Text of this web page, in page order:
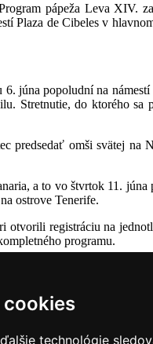
cookies
technológie
pápeža Leva XIV.
Plaza de Cibeles v
júna popoludní na
Stretnutie, do ktorého sa
predsedať omši svätej na
a to vo štvrtok 11.
ostrove Tenerife.
otvorili registráciu na
programu.